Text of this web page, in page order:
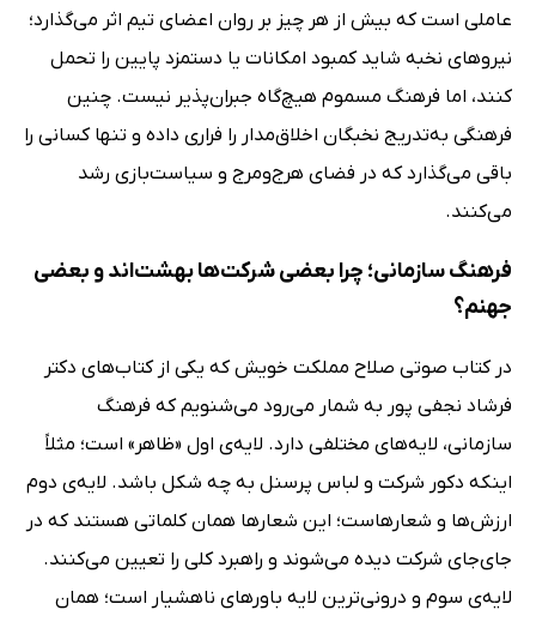
عاملی است که بیش از هر چیز بر روان اعضای تیم اثر می‌گذارد؛
نیروهای نخبه شاید کمبود امکانات یا دستمزد پایین را تحمل
کنند، اما فرهنگ مسموم هیچ‌گاه جبران‌پذیر نیست. چنین
فرهنگی به‌تدریج نخبگان اخلاق‌مدار را فراری داده و تنها کسانی را
باقی می‌گذارد که در فضای هرج‌ومرج و سیاست‌بازی رشد
می‌کنند.
فرهنگ سازمانی؛ چرا بعضی شرکت‌ها بهشت‌اند و بعضی
جهنم؟
در کتاب صوتی صلاح مملکت خویش که یکی از کتاب‌های دکتر
فرشاد نجفی پور به شمار می‌رود می‌شنویم که فرهنگ
سازمانی، لایه‌های مختلفی دارد. لایه‌ی اول «ظاهر» است؛ مثلاً
اینکه دکور شرکت و لباس پرسنل به چه شکل باشد. لایه‌ی دوم
ارزش‌ها و شعارهاست؛ این شعارها همان کلماتی هستند که در
جای‌جای شرکت دیده می‌شوند و راهبرد کلی را تعیین می‌کنند.
لایه‌ی سوم و درونی‌ترین لایه باورهای ناهشیار است؛ همان